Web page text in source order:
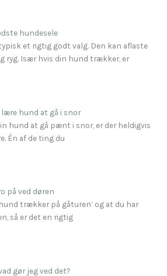
hundesele
et rigtig godt valg. Den kan aflaste
ryg. Især hvis din hund trækker, er
hund at gå i snor
hund at gå pænt i snor, er der heldigvis
Én af de ting du
på ved døren
trækker på gåturen’ og at du har
så er det en rigtig
gør jeg ved det?